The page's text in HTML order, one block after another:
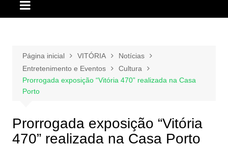
Página inicial VITÓRIA
Notícias
Entretenimento e Eventos
Cultura
Prorrogada exposição “Vitória 470” realizada na Casa
Porto
Prorrogada exposição “Vitória
470” realizada na Casa Porto